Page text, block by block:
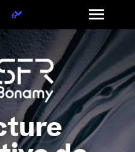
contenu
Choix
la
langue
fr